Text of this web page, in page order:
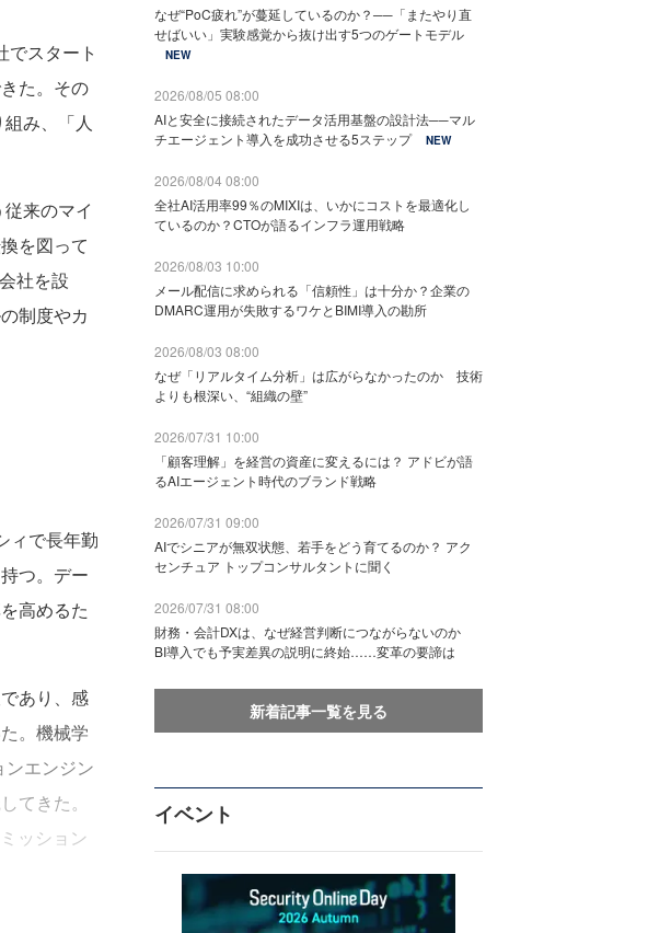
スタート
た。その
み、「人
来のマイ
を図って
社を設
制度やカ
ィで長年勤
つ。デー
高めるた
あり、感
。機械学
エンジン
てきた。
ッション
なぜ“PoC疲れ”が蔓延しているのか？──「またやり直
せばいい」実験感覚から抜け出す5つのゲートモデル
NEW
2026/08/05 08:00
AIと安全に接続されたデータ活用基盤の設計法──マル
チエージェント導入を成功させる5ステップ
NEW
2026/08/04 08:00
全社AI活用率99％のMIXIは、いかにコストを最適化し
ているのか？CTOが語るインフラ運用戦略
2026/08/03 10:00
メール配信に求められる「信頼性」は十分か？企業の
DMARC運用が失敗するワケとBIMI導入の勘所
2026/08/03 08:00
なぜ「リアルタイム分析」は広がらなかったのか 技術
よりも根深い、“組織の壁”
2026/07/31 10:00
「顧客理解」を経営の資産に変えるには？ アドビが語
るAIエージェント時代のブランド戦略
2026/07/31 09:00
AIでシニアが無双状態、若手をどう育てるのか？ アク
センチュア トップコンサルタントに聞く
2026/07/31 08:00
財務・会計DXは、なぜ経営判断につながらないのか
BI導入でも予実差異の説明に終始……変革の要諦は
新着記事一覧を見る
イベント